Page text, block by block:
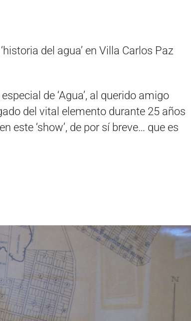
del agua’ en Villa Carlos Paz
de ‘Agua’, al querido amigo
del vital elemento durante 25 años
este ‘show’, de por sí breve… que es